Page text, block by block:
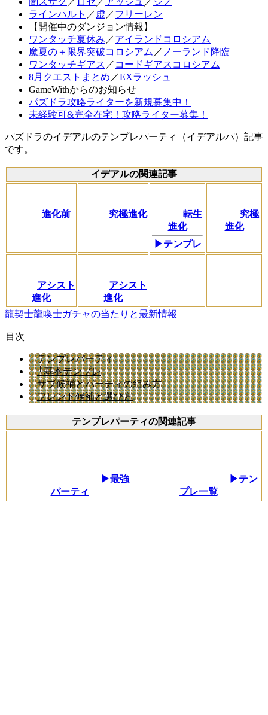
ラインハルト ／ 虚 ／フリーレン
【開催中のダンジョン情報】
ワンタッチ夏休み ／アイランドコロシアム
魔夏の＋限界突破コロシアム ／ ノーランド降臨
ワンタッチギアス ／ コードギアスコロシアム
8月クエストまとめ ／EXラッシュ
GameWithからのお知らせ
パズドラ攻略ライターを新規募集中！
未経験可&完全在宅！攻略ライター募集！
パズドラのイデアルのテンプレパーティ（イデアルパ）記事
です。
イデアルの関連記事
進化前 究極進化
転生
進化
▶テンプレ
究極
進化
アシスト
進化
アシスト
進化
龍契士龍喚士ガチャの当たりと最新情報
目次
テンプレパーティ
└基本テンプレ
サブ候補とパーティの組み方
フレンド候補と選び方
テンプレパーティの関連記事
▶最強
パーティ
▶テン
プレ一覧